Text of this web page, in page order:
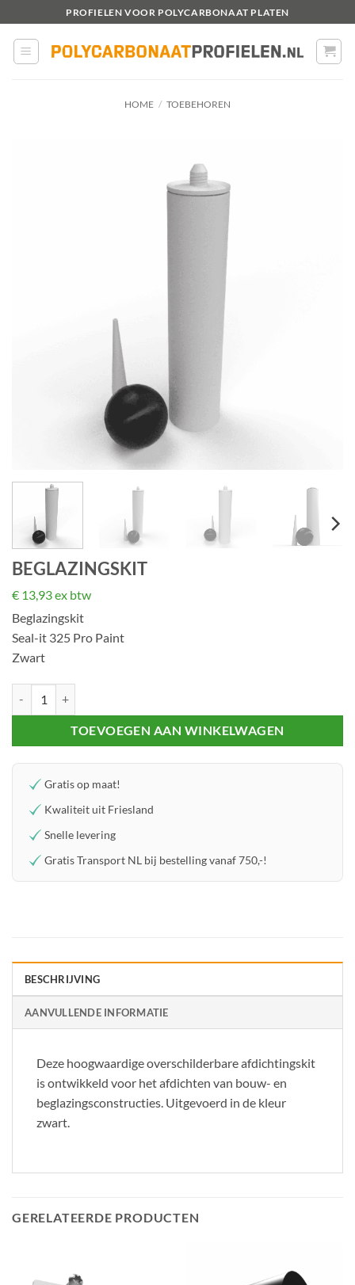
naar
inhoud
PROFIELEN VOOR POLYCARBONAAT PLATEN
HOME / TOEBEHOREN
BEGLAZINGSKIT
€ 13,93ex btw
Beglazingskit
Seal-it 325 Pro Paint
Zwart
TOEVOEGEN AAN WINKELWAGEN
Gratis op maat!
Kwaliteit uit Friesland
Snelle levering
Gratis Transport NL bij bestelling vanaf 750,-!
BESCHRIJVING
AANVULLENDE INFORMATIE
Deze hoogwaardige overschilderbare afdichtingskit
is ontwikkeld voor het afdichten van bouw- en
beglazingsconstructies. Uitgevoerd in de kleur
zwart.
GERELATEERDE PRODUCTEN